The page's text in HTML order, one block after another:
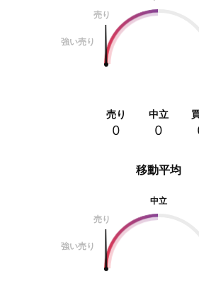
売り
強い売り
売り
0
中立
0
移動平均
中立
売り
強い売り